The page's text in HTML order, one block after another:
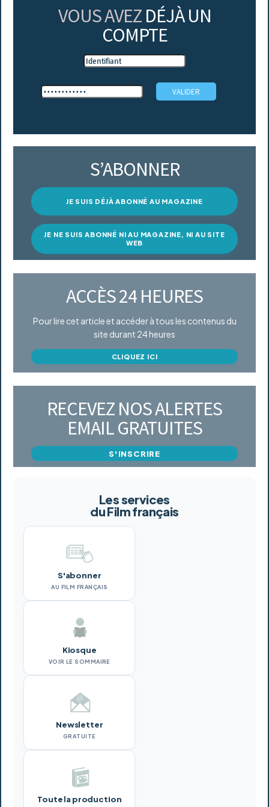
VOUS AVEZ DÉJÀ UN
COMPTE
S’ABONNER
JE SUIS DÉJÀ ABONNÉ AU MAGAZINE
JE NE SUIS ABONNÉ NI AU MAGAZINE, NI AU SITE
WEB
ACCÈS 24 HEURES
Pour lire cet article et accéder à tous les contenus du
site durant 24 heures
CLIQUEZ ICI
RECEVEZ NOS ALERTES
EMAIL GRATUITES
S'INSCRIRE
Les services
du Film français
S'abonner
AU FILM FRANÇAIS
Kiosque
VOIR LE SOMMAIRE
Newsletter
GRATUITE
Toute la production